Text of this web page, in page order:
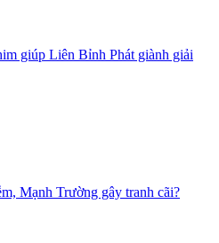
giúp Liên Bỉnh Phát giành giải
Mạnh Trường gây tranh cãi?